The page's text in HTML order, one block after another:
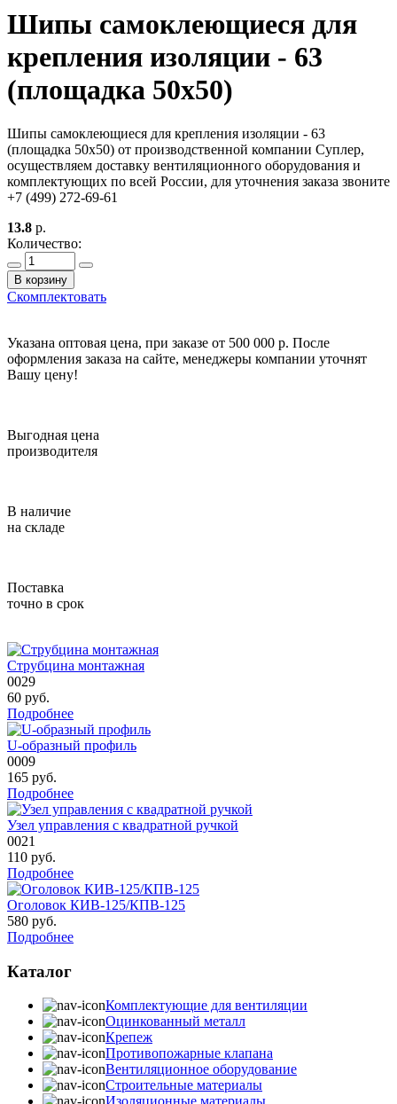
Шипы самоклеющиеся для
крепления изоляции - 63
(площадка 50х50)
Шипы самоклеющиеся для крепления изоляции - 63
(площадка 50х50) от производственной компании Суплер,
осуществляем доставку вентиляционного оборудования и
комплектующих по всей России, для уточнения заказа звоните
+7 (499) 272-69-61
13.8 р.
Количество:
В корзину
Скомплектовать
Указана оптовая цена, при заказе от 500 000 р. После
оформления заказа на сайте, менеджеры компании уточнят
Вашу цену!
Выгодная цена
производителя
В наличие
на складе
Поставка
точно в срок
Струбцина монтажная
0029
60 руб.
Подробнее
U-образный профиль
0009
165 руб.
Подробнее
Узел управления с квадратной ручкой
0021
110 руб.
Подробнее
Оголовок КИВ-125/КПВ-125
580 руб.
Подробнее
Каталог
Комплектующие для вентиляции
Оцинкованный металл
Крепеж
Противопожарные клапана
Вентиляционное оборудование
Строительные материалы